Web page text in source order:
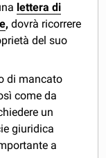
lettera di
, dovrà ricorrere
del suo
di mancato
come da
un
giuridica
a